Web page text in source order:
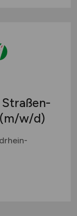
(m/w/d)